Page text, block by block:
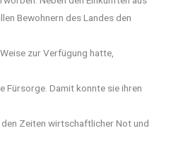
Bewohnern des Landes den
zur Verfügung hatte,
Fürsorge.Damit konnte sie ihren
Zeiten wirtschaftlicher Not und